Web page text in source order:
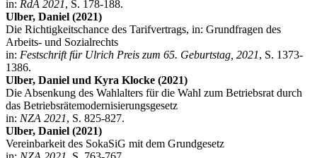
in: RdA 2021, S. 178-188.
Ulber, Daniel (2021)
Die Richtigkeitschance des Tarifvertrags, in: Grundfragen des
Arbeits- und Sozialrechts
in: Festschrift für Ulrich Preis zum 65. Geburtstag, 2021, S. 1373-
1386.
Ulber, Daniel und Kyra Klocke (2021)
Die Absenkung des Wahlalters für die Wahl zum Betriebsrat durch
das Betriebsrätemodernisierungsgesetz
in: NZA 2021, S. 825-827.
Ulber, Daniel (2021)
Vereinbarkeit des SokaSiG mit dem Grundgesetz